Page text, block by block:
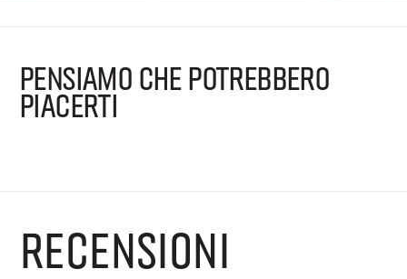
PENSIAMO CHE POTREBBERO
PIACERTI
RECENSIONI